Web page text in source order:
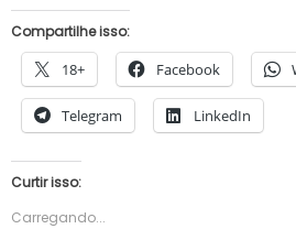
Compartilhe isso:
18+ Facebook
Telegram LinkedIn
Curtir isso:
Carregando...